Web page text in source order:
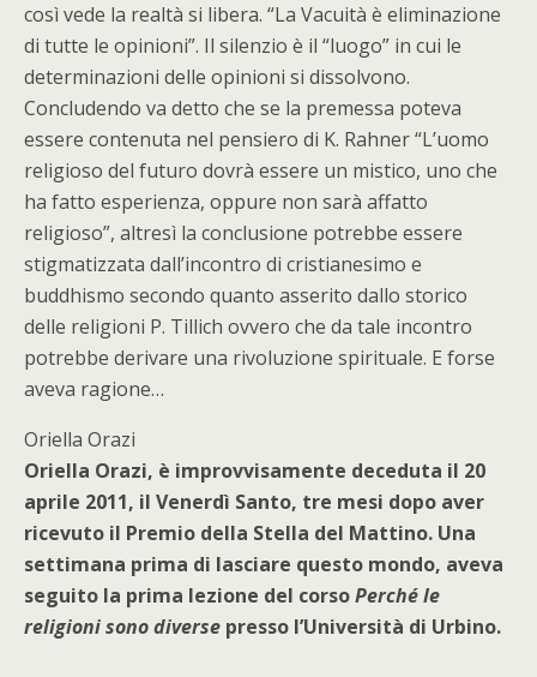
così vede la realtà si libera. “La Vacuità è eliminazione
di tutte le opinioni”. Il silenzio è il “luogo” in cui le
determinazioni delle opinioni si dissolvono.
Concludendo va detto che se la premessa poteva
essere contenuta nel pensiero di K. Rahner “L’uomo
religioso del futuro dovrà essere un mistico, uno che
ha fatto esperienza, oppure non sarà affatto
religioso”, altresì la conclusione potrebbe essere
stigmatizzata dall’incontro di cristianesimo e
buddhismo secondo quanto asserito dallo storico
delle religioni P. Tillich ovvero che da tale incontro
potrebbe derivare una rivoluzione spirituale. E forse
aveva ragione…
Oriella Orazi
Oriella Orazi, è improvvisamente deceduta il 20
aprile 2011, il Venerdì Santo, tre mesi dopo aver
ricevuto il Premio della Stella del Mattino. Una
settimana prima di lasciare questo mondo, aveva
seguito la prima lezione del corsoPerché le
religioni sono diverse presso l’Università di Urbino.